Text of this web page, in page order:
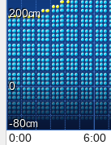
200
0
-80
0:00
6:00